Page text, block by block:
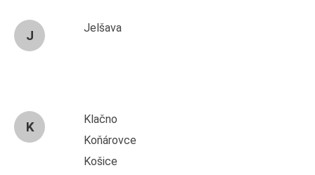
J
Jelšava
K
Klačno
Koňárovce
Košice